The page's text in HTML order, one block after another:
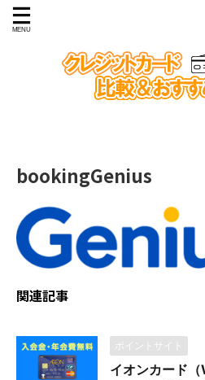
bookingGenius
関連記事
ポイントサイト
イオンカード